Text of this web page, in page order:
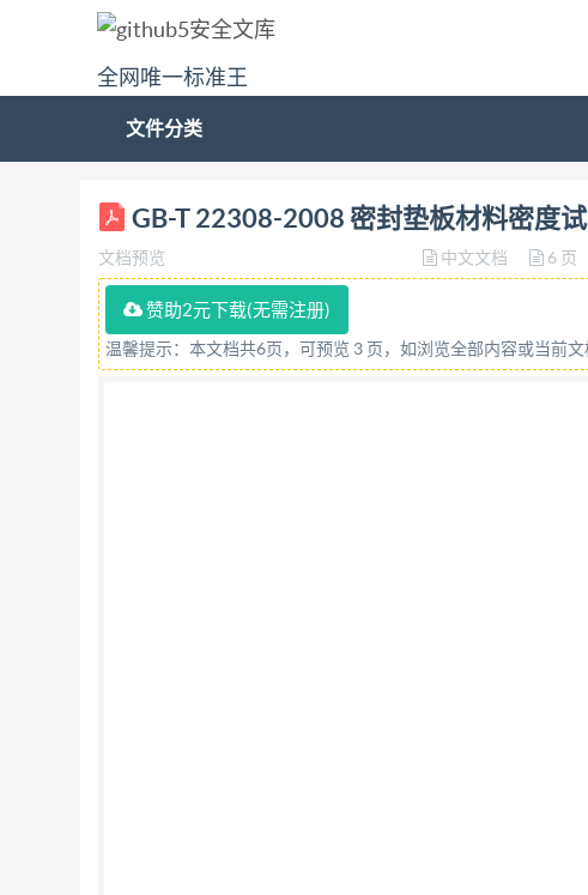
全网唯一标准王
文件分类
ICS 23. 040. 80 Q 24 中华人民共和国国家标准 GB/
material 2008-08-20发布 2009-04-01实施 中华人
准等同采用美国试验与材料协会ASTMF1315-00（
ASTMF1315-00(2006确认)相比，本标准做了如下
“参考文献”，并增加了引导语；引用文件目录中用
了替代； 删除了所有括号中给出的英制单位及其
（SAC/TC406)归口。 本标准负责起草单位：威阳
责任公司、成都俊马密 封制品有限公司、河北亨
GB-T 22308-2008 密封垫板材料密度
文档预览 中文文档 6 页
赞助2元下载(无需注册)
温馨提示：本文档共6页，可预览 3 页，如浏览全部内容或当前